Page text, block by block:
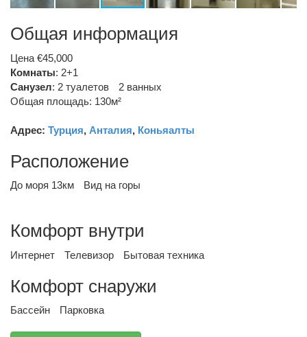
Общая информация
Цена €45,000
Комнаты: 2+1
Санузел: 2 туалетов
2 ванных
Общая площадь: 130м²
Адрес: Турция, Анталия, Коньяалты
Расположение
До моря 13км Вид на горы
Комфорт внутри
Интернет Телевизор Бытовая техника
Комфорт снаружи
Бассейн Парковка